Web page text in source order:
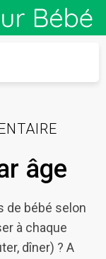
âge
de bébé selon
à chaque
dîner) ? A